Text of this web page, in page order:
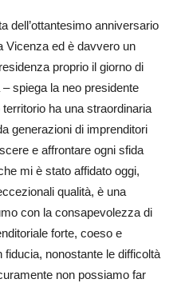
dell’ottantesimo anniversario
Vicenza ed è davvero un
proprio il giorno di
spiega la neo presidente
ha una straordinaria
generazioni di imprenditori
e affrontare ogni sfida
mi è stato affidato oggi,
qualità, è una
con la consapevolezza di
forte, coeso e
nonostante le difficoltà
non possiamo far